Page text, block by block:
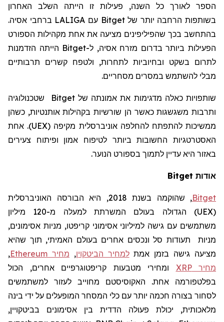
הספר לאורך כל השנה, פעילות זו הייתה השלב האחרון
בשותפות הרחבה יותר שלBitget עם LALIGA ברחבי אסיה.
בהתחשב בכך שהפיליפינים מציעה את אחת מקהילות הספורט
הפעילות ביותר בדרום מזרח אסיה, ל-Bitget הייתה הזדמנות
לתרום בשקט ובחיוביות לתחרות, ולטפח קשרים תרבותיים
מבלי להשתמש במסרים מסחריים.
שותפויות כאלה מדגימות את אמונתה שלBitget
שטכנולוגיה
ותרבות משגשגות כאשר הן שורשיות בקהילות אותנטיות, כשהן
ממשיכות להתפתח להחלפה אוניברסלית מקיפה (UEX). אחת
האסטרטגיות החשובות ביותר לטיפוח אמון ופיתוח צעירים
באזור היא עדיין לתמוך בספורט הנוער.
אודות Bitget
Bitget
, שהוקמה
בשנת 2018, היא הבורסה האוניברסלית
(
UEX
) הגדולה בעולם המשרתת למעלה מ-120
מיליון
משתמשים עם גישה למיליוני אסימוני קריפטו, מניות אסימונים,
מניות תעודות סל ונכסים אחרים בעולם האמיתי, תוך שהיא
מציעה גישה בזמן אמתלמחיר הביטקוין, מחיר Ethereum
,
מחיר XRP
ומחירי מטבעות קריפטוגרפיים אחרים, הכול
בפלטפורמה אחת. האקוסיסטם מחוייב לעזור למשתמשים
לסחור בצורה חכמה יותר עם כלי המסחר המופעלים על ידי בינה
מלאכותית, יכולת פעולה הדדית בין אסימונים בביטקויין,